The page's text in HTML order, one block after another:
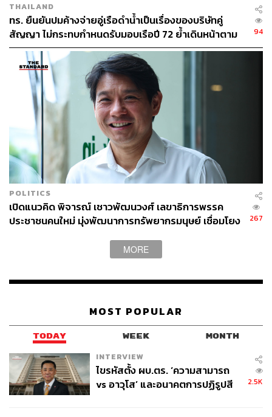
THAILAND
ทร. ยืนยันปมค้างจ่ายอู่เรือดำน้ำเป็นเรื่องของบริษัทคู่
สัญญา ไม่กระทบกำหนดรับมอบเรือปี 72 ย้ำเดินหน้าตาม
แผน
94
POLITICS
เปิดแนวคิด พิจารณ์ เชาวพัฒนวงศ์ เลขาธิการพรรค
ประชาชนคนใหม่ มุ่งพัฒนาการทรัพยากรมนุษย์ เชื่อมโยง
267
MORE
MOST POPULAR
TODAY WEEK MONTH
INTERVIEW
ไขรหัสตั้ง ผบ.ตร. ‘ความสามารถ
vs อาวุโส’ และอนาคตการปฏิรูปสี
2.5K